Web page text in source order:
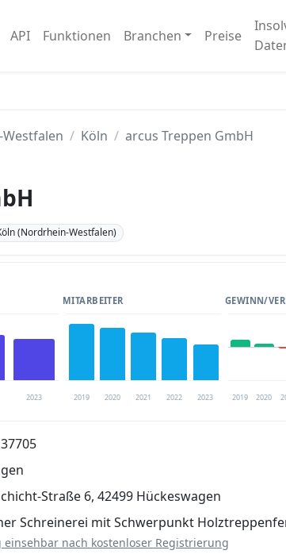
API Funktionen Branchen Preise
Köln arcus Treppen GmbH
(Nordrhein-Westfalen)
2023
MITARBEITER
2019 2020 2021 2022 2023
GEWINN/
2019 2020
Registrierung verfügbar
Straße 6, 42499 Hückeswagen
Schreinerei mit Schwerpunkt
einsehbar nach kostenloser Registrierung